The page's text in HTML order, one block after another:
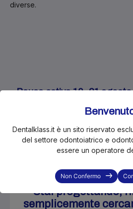
diverse.
Pausa estiva 10–21
agosto.
Stai progettando,
semplicemente
Dentalklass.it è un sito riservato
del settore odontoiatrico e
essere un operatore
Non Confermo